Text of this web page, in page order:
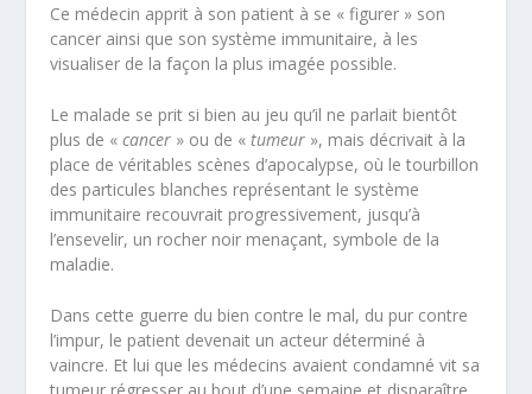
Ce médecin apprit à son patient à se « figurer » son
cancer ainsi que son système immunitaire, à les
visualiser de la façon la plus imagée possible.
Le malade se prit si bien au jeu qu’il ne parlait bientôt
plus de «cancer » ou de «tumeur », mais décrivait à la
place de véritables scènes d’apocalypse, où le tourbillon
des particules blanches représentant le système
immunitaire recouvrait progressivement, jusqu’à
l’ensevelir, un rocher noir menaçant, symbole de la
maladie.
Dans cette guerre du bien contre le mal, du pur contre
l’impur, le patient devenait un acteur déterminé à
vaincre. Et lui que les médecins avaient condamné vit sa